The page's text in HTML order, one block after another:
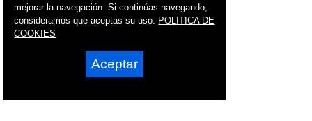
mejorar la navegación. Si continúas navegando,
consideramos que aceptas su uso. POLITICA DE
COOKIES
Aceptar